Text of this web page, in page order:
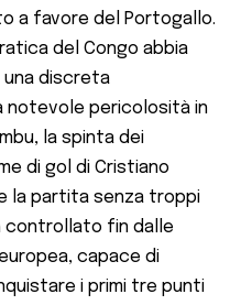
a favore del Portogallo.
del Congo abbia
discreta
notevole pericolosità in
la spinta dei
di gol di Cristiano
la partita senza troppi
controllato fin dalle
capace di
i primi tre punti